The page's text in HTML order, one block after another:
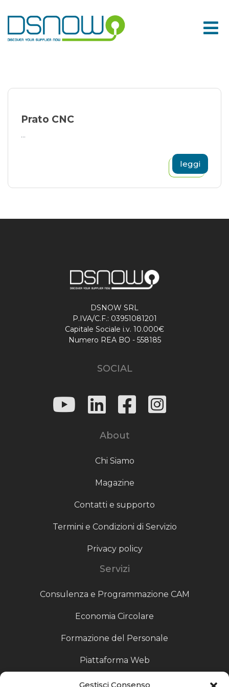
Gestisci Consenso
to
content
Prato CNC
...
leggi
DSNOW SRL
P.IVA/C.F.: 03951081201
Capitale Sociale i.v. 10.000€
Numero REA BO - 558185
SOCIAL
About
Chi Siamo
Magazine
Contatti e supporto
Termini e Condizioni di Servizio
Privacy policy
Servizi
Consulenza e Programmazione CAM
Economia Circolare
Formazione del Personale
Piattaforma Web
Scouting fornitori